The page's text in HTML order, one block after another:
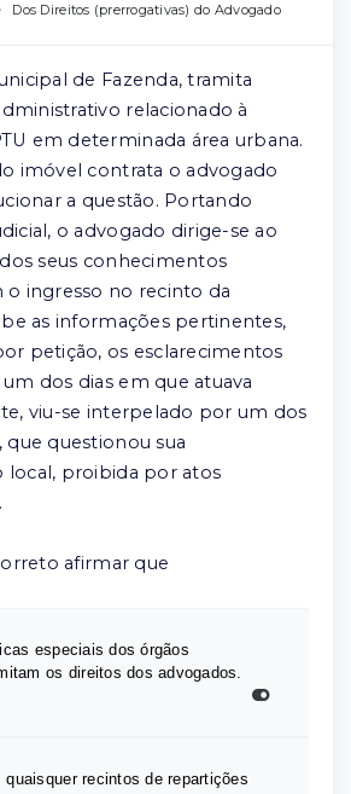
Dos Direitos (prerrogativas) do Advogado
de Fazenda, tramita
relacionado à
em determinada área urbana.
imóvel contrata o advogado
a questão. Portando
o advogado dirige-se ao
seus conhecimentos
o ingresso no recinto da
as informações pertinentes,
petição, os esclarecimentos
dos dias em que atuava
viu-se interpelado por um dos
que questionou sua
local, proibida por atos
afirmar que
especiais dos órgãos
os direitos dos advogados.
quaisquer recintos de repartições